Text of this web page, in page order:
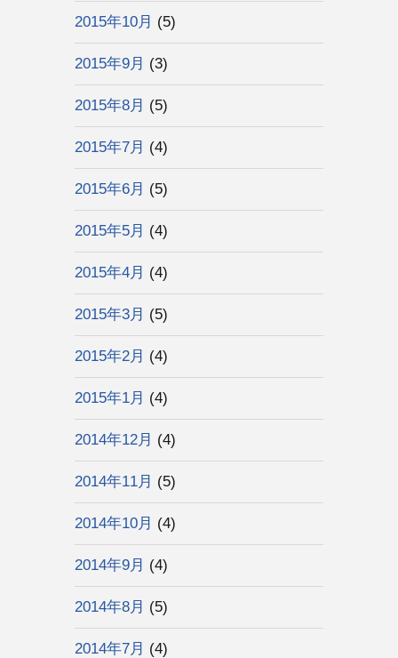
2015年10月 (5)
2015年9月 (3)
2015年8月 (5)
2015年7月 (4)
2015年6月 (5)
2015年5月 (4)
2015年4月 (4)
2015年3月 (5)
2015年2月 (4)
2015年1月 (4)
2014年12月 (4)
2014年11月 (5)
2014年10月 (4)
2014年9月 (4)
2014年8月 (5)
2014年7月 (4)